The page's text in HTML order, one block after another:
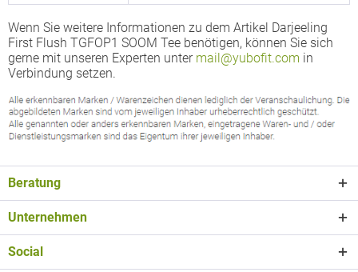
Wenn Sie weitere Informationen zu dem Artikel Darjeeling
First Flush TGFOP1 SOOM Tee benötigen, können Sie sich
gerne mit unseren Experten unter mail@yubofit.com in
Verbindung setzen.
Beratung
Unternehmen
Social